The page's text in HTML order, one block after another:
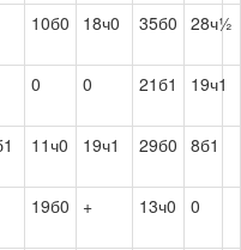
10б0 18ч0 35б0 28ч½
0 0 21б1 19ч1
11ч0 19ч1 29б0 8б1
19б0 + 13ч0 0